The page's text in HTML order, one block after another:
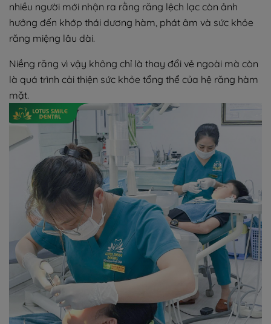
nhiều người mới nhận ra rằng răng lệch lạc còn ảnh
hưởng đến khớp thái dương hàm, phát âm và sức khỏe
răng miệng lâu dài.
Niềng răng vì vậy không chỉ là thay đổi vẻ ngoài mà còn
là quá trình cải thiện sức khỏe tổng thể của hệ răng hàm
mặt.